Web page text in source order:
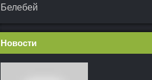
Белебей
Новости